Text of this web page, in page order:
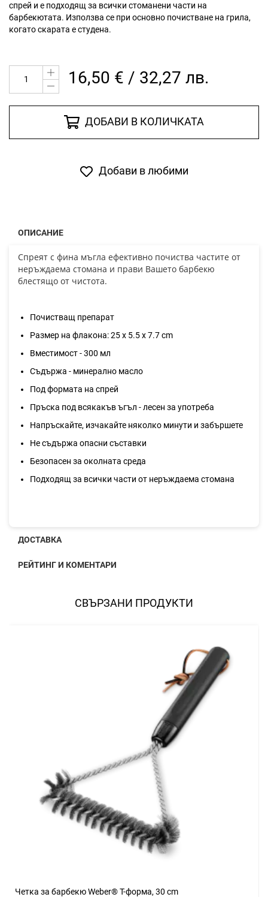
спрей и е подходящ за всички стоманени части на
барбекютата. Използва се при основно почистване на грила,
когато скарата е студена.
16,50 € / 32,27 лв.
ДОБАВИ В КОЛИЧКАТА
Добави в любими
ОПИСАНИЕ
Спреят с фина мъгла ефективно почиства частите от
неръждаема стомана и прави Вашето барбекю
блестящо от чистота.
Почистващ препарат
Размер на флакона: 25 х 5.5 х 7.7 cm
Вместимост - 300 мл
Съдържа - минерално масло
Под формата на спрей
Пръска под всякакъв ъгъл - лесен за употреба
Напръскайте, изчакайте няколко минути и забършете
Не съдържа опасни съставки
Безопасен за околната среда
Подходящ за всички части от неръждаема стомана
ДОСТАВКА
РЕЙТИНГ И КОМЕНТАРИ
СВЪРЗАНИ ПРОДУКТИ
Четка за барбекю Weber® Т-форма, 30 cm